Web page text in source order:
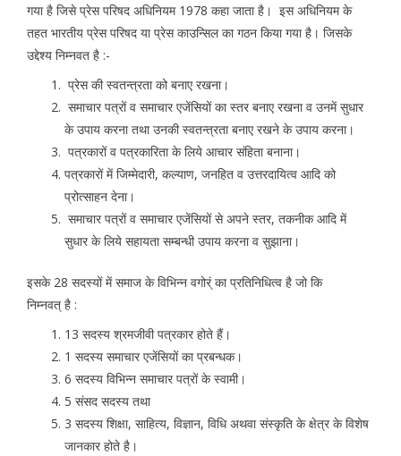
गया है जिसे प्रेस परिषद अधिनियम 1978 कहा जाता है। इस अधिनियम के
तहत भारतीय प्रेस परिषद या प्रेस काउन्सिल का गठन किया गया है। जिसके
उद्देश्य निम्नवत है :-
प्रेस की स्वतन्त्रता को बनाए रखना।
समाचार पत्रों व समाचार एजेंसियों का स्तर बनाए रखना व उनमें सुधार
के उपाय करना तथा उनकी स्वतन्त्रता बनाए रखने के उपाय करना।
पत्रकारों व पत्रकारिता के लिये आचार संहिता बनाना।
पत्रकारों में जिम्मेदारी, कल्याण, जनहित व उत्तरदायित्व आदि को
प्रोत्साहन देना।
समाचार पत्रों व समाचार एजेंसियों से अपने स्तर, तकनीक आदि में
सुधार के लिये सहायता सम्बन्धी उपाय करना व सुझाना।
इसके 28 सदस्यों में समाज के विभिन्न वगोर्ं का प्रतिनिधित्व है जो कि
निम्नवत् है :
13 सदस्य श्रमजीवी पत्रकार होते हैं।
1 सदस्य समाचार एजेंसियों का प्रबन्धक।
6 सदस्य विभिन्न समाचार पत्रों के स्वामी।
5 संसद सदस्य तथा
3 सदस्य शिक्षा, साहित्य, विज्ञान, विधि अथवा संस्कृति के क्षेत्र के विशेष
जानकार होते है।